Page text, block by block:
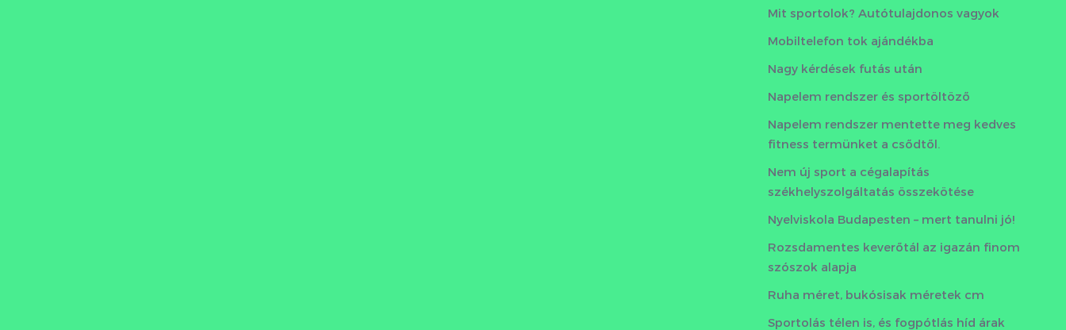
Mit sportolok? Autótulajdonos vagyok
Mobiltelefon tok ajándékba
Nagy kérdések futás után
Napelem rendszer és sportöltöző
Napelem rendszer mentette meg kedves
fitness termünket a csődtől.
Nem új sport a cégalapítás
székhelyszolgáltatás összekötése
Nyelviskola Budapesten – mert tanulni jó!
Rozsdamentes keverőtál az igazán finom
szószok alapja
Ruha méret, bukósisak méretek cm
Sportolás télen is, és fogpótlás híd árak